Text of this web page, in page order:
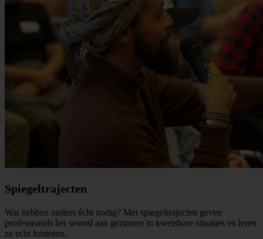
Spiegeltrajecten
Wat hebben ouders écht nodig? Met spiegeltrajecten geven
professionals het woord aan gezinnen in kwetsbare situaties en leren
ze echt luisteren.